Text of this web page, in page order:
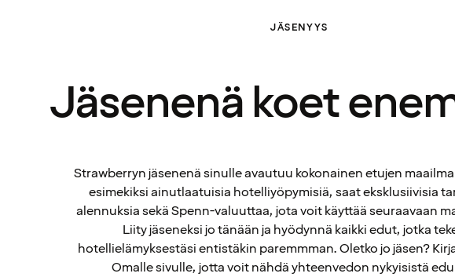
JÄSENYYS
Jäsenenä koet
Strawberryn jäsenenä sinulle avautuu kokonainen etujen
esimekiksi ainutlaatuisia hotelliyöpymisiä, saat eksklusiivisia
alennuksia sekä Spenn-valuuttaa, jota voit käyttää seuraavaan
Liity jäseneksi jo tänään ja hyödynnä kaikki edut, jotka
hotellielämyksestäsi entistäkin paremmman. Oletko jo jäsen?
Omalle sivulle, jotta voit nähdä yhteenvedon nykyisistä